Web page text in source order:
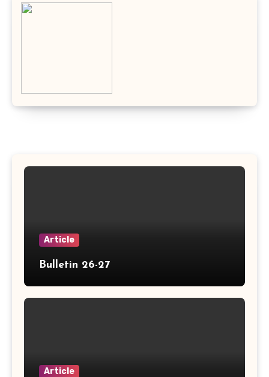
Article
Bulletin 26-27
Article